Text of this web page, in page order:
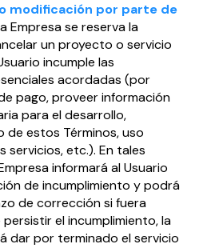
modificación por parte de
Empresa se reserva la
un proyecto o servicio
incumple las
acordadas (por
pago, proveer información
para el desarrollo,
de estos Términos, uso
servicios, etc.). En tales
informará al Usuario
de incumplimiento y podrá
de corrección si fuera
el incumplimiento, la
dar por terminado el servicio